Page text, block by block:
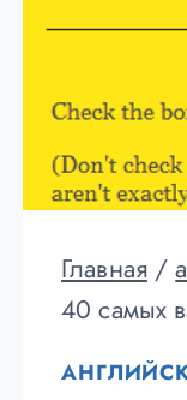
Главная /
40 самых